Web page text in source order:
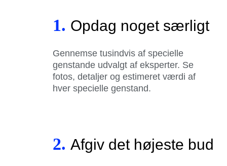
1. Opdag noget særligt
Gennemse tusindvis af specielle
genstande udvalgt af eksperter. Se
fotos, detaljer og estimeret værdi af
hver specielle genstand.
2. Afgiv det højeste bud